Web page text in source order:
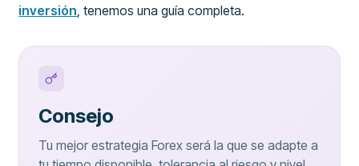
inversión , tenemos una guía completa.
Consejo
Tu mejor estrategia Forex será la que se adapte a